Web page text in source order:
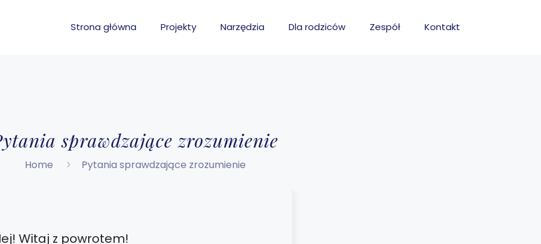
Strona główna Projekty Narzędzia Dla rodziców Zespół Kontakt
sprawdzające zrozumienie
Home Pytania sprawdzające zrozumienie
Witaj z powrotem!